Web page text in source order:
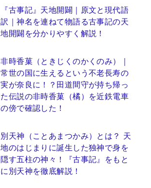
『古事記』天地開闢｜原文と現代語
訳｜神名を連ねて物語る古事記の天
地開闢を分かりやすく解説！
非時香菓（ときじくのかくのみ）｜
常世の国に生えるという不老長寿の
実が奈良に！？田道間守が持ち帰っ
た伝説の非時香菓（橘）を近鉄電車
の傍で確認した！
別天神（ことあまつかみ）とは？ 天
地のはじまりに誕生した独神で身を
隠す五柱の神々！『古事記』をもと
に別天神を徹底解説！